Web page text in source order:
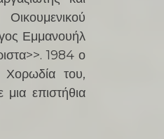
Εμμανουήλ
1984 ο
Χορωδία του,
επιστήθια